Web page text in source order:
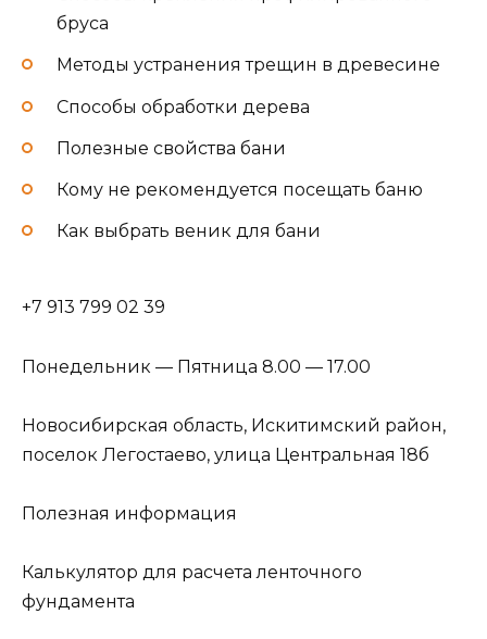
бруса
Методы устранения трещин в древесине
Способы обработки дерева
Полезные свойства бани
Кому не рекомендуется посещать баню
Как выбрать веник для бани
+7 913 799 02 39
Понедельник — Пятница 8.00 — 17.00
Новосибирская область, Искитимский район,
поселок Легостаево, улица Центральная 18б
Полезная информация
Калькулятор для расчета ленточного
фундамента